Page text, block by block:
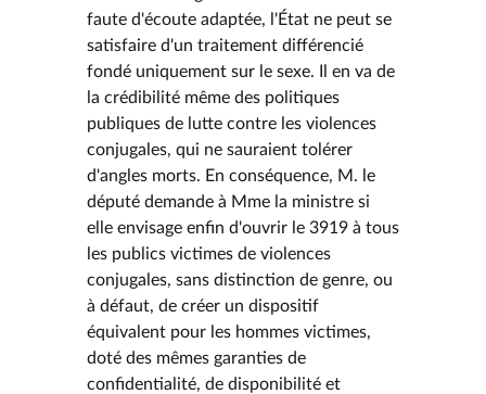
faute d'écoute adaptée, l'État ne peut se
satisfaire d'un traitement différencié
fondé uniquement sur le sexe. Il en va de
la crédibilité même des politiques
publiques de lutte contre les violences
conjugales, qui ne sauraient tolérer
d'angles morts. En conséquence, M. le
député demande à Mme la ministre si
elle envisage enfin d'ouvrir le 3919 à tous
les publics victimes de violences
conjugales, sans distinction de genre, ou
à défaut, de créer un dispositif
équivalent pour les hommes victimes,
doté des mêmes garanties de
confidentialité, de disponibilité et